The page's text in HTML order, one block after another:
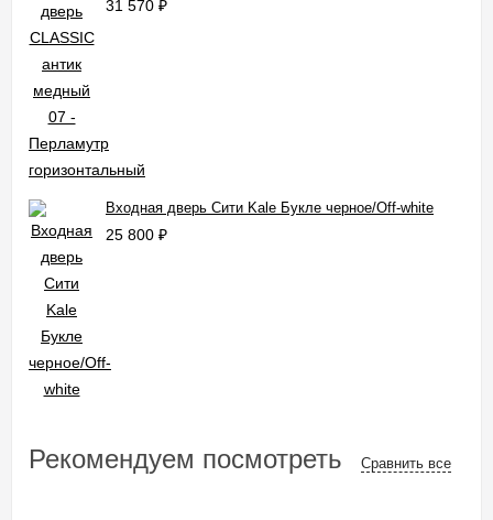
31 570 ₽
Входная дверь Сити Kale Букле черное/Off-white
25 800 ₽
Рекомендуем посмотреть Сравнить все